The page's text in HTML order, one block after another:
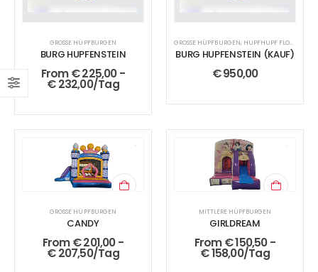
GROSSE HÜPFBURGEN
BURG HUPFENSTEIN
From€225,00-
€232,00/Tag
GROSSE HÜPFBURGEN , HUPFHUPF FLOHMARKT
BURG HUPFENSTEIN (KAUF)
€950,00
GROSSE HÜPFBURGEN
CANDY
From€201,00-
€207,50/Tag
MITTLERE HÜPFBURGEN
GIRLDREAM
From€150,50-
€158,00/Tag